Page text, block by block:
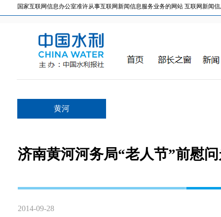
国家互联网信息办公室准许从事互联网新闻信息服务业务的网站 互联网新闻信
黄河
济南黄河河务局“老人节”前慰
2014-09-28